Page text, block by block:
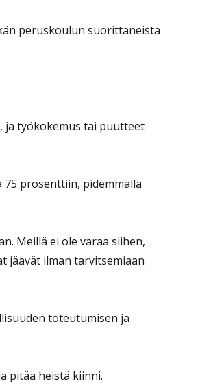
peruskoulun suorittaneista
ja työkokemus tai puutteet
prosenttiin, pidemmällä
Meillä ei ole varaa siihen,
jäävät ilman tarvitsemiaan
toteutumisen ja
pitää heistä kiinni.